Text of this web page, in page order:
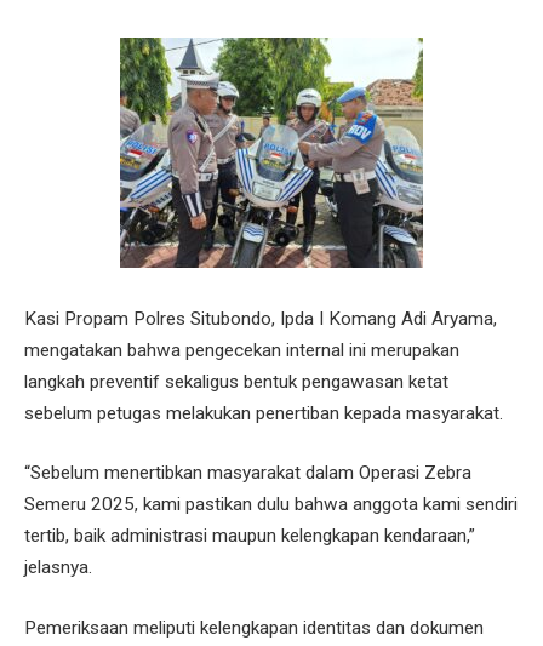
Kasi Propam Polres Situbondo, Ipda I Komang Adi Aryama,
mengatakan bahwa pengecekan internal ini merupakan
langkah preventif sekaligus bentuk pengawasan ketat
sebelum petugas melakukan penertiban kepada masyarakat.
“Sebelum menertibkan masyarakat dalam Operasi Zebra
Semeru 2025, kami pastikan dulu bahwa anggota kami sendiri
tertib, baik administrasi maupun kelengkapan kendaraan,”
jelasnya.
Pemeriksaan meliputi kelengkapan identitas dan dokumen